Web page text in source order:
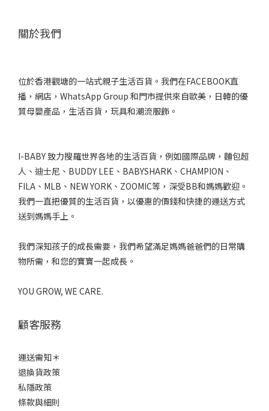
關於我們
位於香港觀塘的一站式親子生活百貨。我們在FACEBOOK直
播，網店，WhatsApp Group 和門市提供來自歐美，日韓的優
質母嬰產品，生活百貨，玩具和潮流服飾。
I-BABY 致力搜羅世界各地的生活百貨，例如國際品牌，麵包超
人、迪士尼、BUDDY LEE、BABYSHARK、CHAMPION、
FILA、MLB、NEW YORK、ZOOMIC等，深受BB和媽媽歡迎。
我們一直把優質的生活百貨，以優惠的價錢和快捷的運送方式
送到媽媽手上。
我們深知孩子的成長需要，我們希望滿足媽媽爸爸們的日常購
物所需，和您的寶寶一起成長。
YOU GROW, WE CARE.
顧客服務
運送需知＊
退換貨政策
私隱政策
條款與細則